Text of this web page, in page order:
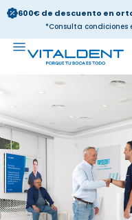
600€ de descuento en
*Consulta condiciones